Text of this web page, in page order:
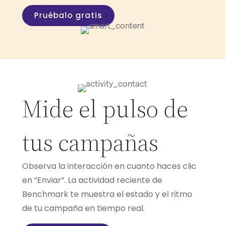
Pruébalo gratis
Mide el pulso de
tus campañas
Observa la interacción en cuanto haces clic
en “Enviar”. La actividad reciente de
Benchmark te muestra el estado y el ritmo
de tu campaña en tiempo real.